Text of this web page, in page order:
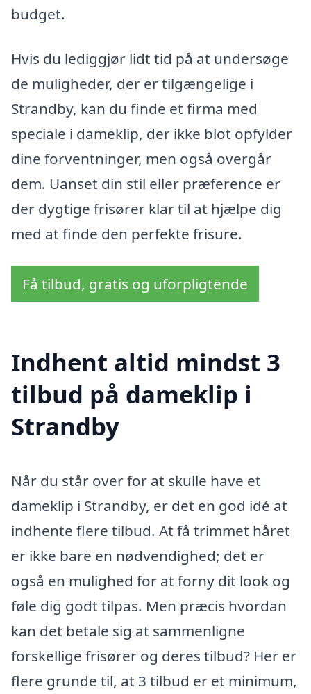
budget.
Hvis du lediggjør lidt tid på at undersøge
de muligheder, der er tilgængelige i
Strandby, kan du finde et firma med
speciale i dameklip, der ikke blot opfylder
dine forventninger, men også overgår
dem. Uanset din stil eller præference er
der dygtige frisører klar til at hjælpe dig
med at finde den perfekte frisure.
Få tilbud, gratis og uforpligtende
Indhent altid mindst 3
tilbud på dameklip i
Strandby
Når du står over for at skulle have et
dameklip i Strandby, er det en god idé at
indhente flere tilbud. At få trimmet håret
er ikke bare en nødvendighed; det er
også en mulighed for at forny dit look og
føle dig godt tilpas. Men præcis hvordan
kan det betale sig at sammenligne
forskellige frisører og deres tilbud? Her er
flere grunde til, at 3 tilbud er et minimum,